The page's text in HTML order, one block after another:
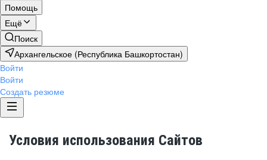
Помощь
Ещё
Поиск
Архангельское (Республика Башкортостан)
Войти
Войти
Создать резюме
Условия использования Сайтов